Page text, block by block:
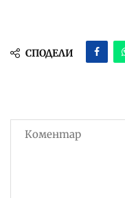
СПОДЕЛИ